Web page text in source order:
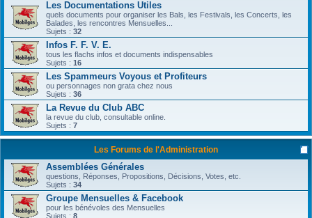
Les Documentations Utiles
quels documents pour organiser les Bals, les Festivals, les Concerts, les
Balades, les rencontres Mensuelles...
Sujets : 32
Infos F. F. V. E.
tous les flachs infos et documents indispensables
Sujets : 16
Les Spammeurs Voyous et Profiteurs
ou personnages non grata chez nous
Sujets : 36
La Revue du Club ABC
la revue du club, consultable online.
Sujets : 7
Les Forums de l'Administration
Assemblées Générales
questions, Réponses, Propositions, Décisions, Votes, etc.
Sujets : 34
Groupe Mensuelles & Facebook
pour les bénévoles des Mensuelles
Sujets : 8